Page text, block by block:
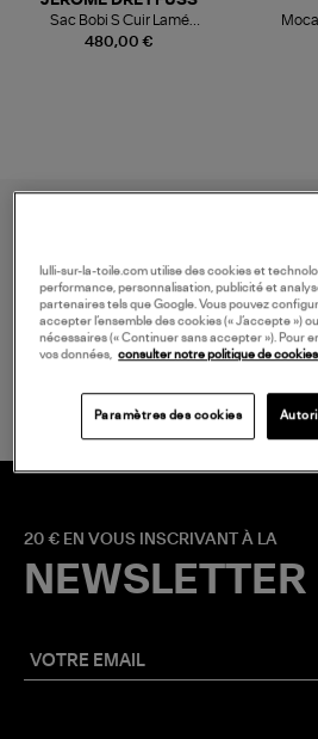
480,00 €
Sac Bobi S Cuir Lamé
Champagne
LIVRAISON
20 € EN VOUS INSCRIVANT À LA
NEWSLETTER
lulli-sur-la-toile.com utilise des cookies et
performance, personnalisation, publicité et
partenaires tels que Google. Vous pouvez
accepter l’ensemble des cookies (« J’accepte »)
nécessaires (« Continuer sans accepter »). Pour
vos données,
consulter notre politique de cookies
Paramètres des cookies